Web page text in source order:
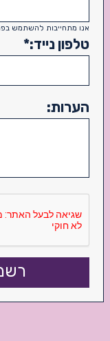
אנו מתחייבות להשתמש
טלפון נייד:*
הערות: